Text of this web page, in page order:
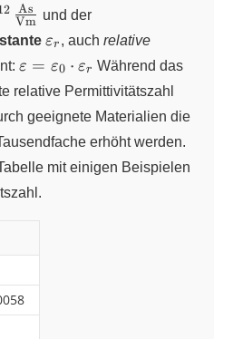
Vm
As
und der
\varepsilon_r
εr , auch relative
\varepsilon_r
ε = ε0 ⋅ εr Während das
relative Permittivitätszahl
geeignete Materialien die
erhöht werden.
mit einigen Beispielen